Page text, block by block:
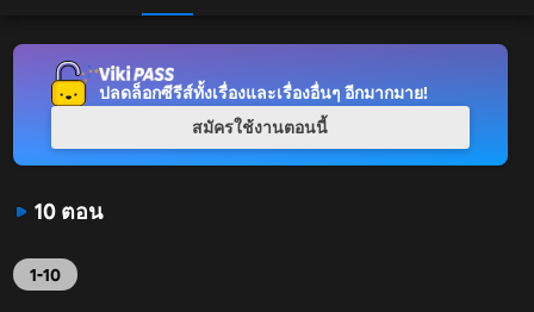
10 ตอน
1-10
ปลดล็อกซีรีส์ทั้งเรื่องและเรื่องอื่นๆ อีกมากมาย!
สมัครใช้งานตอนนี้